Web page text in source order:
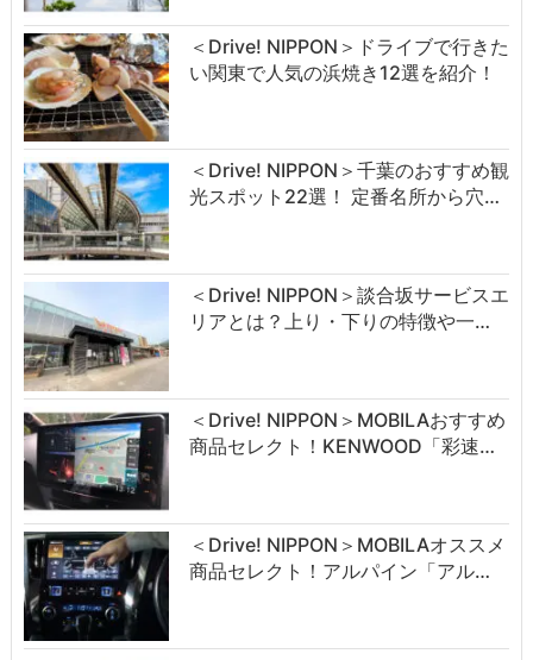
＜Drive! NIPPON＞ドライブで行きた
い関東で人気の浜焼き12選を紹介！
＜Drive! NIPPON＞千葉のおすすめ観
光スポット22選！ 定番名所から穴…
＜Drive! NIPPON＞談合坂サービスエ
リアとは？上り・下りの特徴や一…
＜Drive! NIPPON＞MOBILAおすすめ
商品セレクト！KENWOOD「彩速…
＜Drive! NIPPON＞MOBILAオススメ
商品セレクト！アルパイン「アル…